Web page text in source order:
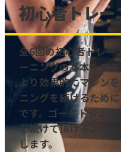
初心者トレ
全6回の初心者トレー
ーニングの基本をマ
より効果的にマシン
ニングを続けるため
です。ゴールドジム
を続けて頂けるよう
します。